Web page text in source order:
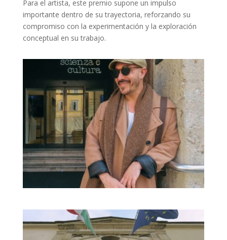
Para el artista, este premio supone un impulso
importante dentro de su trayectoria, reforzando su
compromiso con la experimentación y la exploración
conceptual en su trabajo.